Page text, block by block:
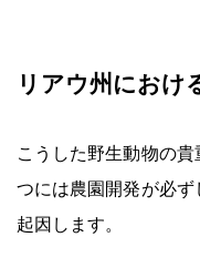
リアウ州におけ
こうした野生動物の
つには農園開発が必
起因します。